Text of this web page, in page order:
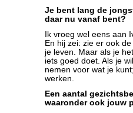
Je bent lang de
daar nu vanaf bent?
Ik vroeg wel eens aan
En hij zei: zie er ook
je leven. Maar als je
iets goed doet. Als je
nemen voor wat je
werken.
Een aantal
waaronder ook jouw